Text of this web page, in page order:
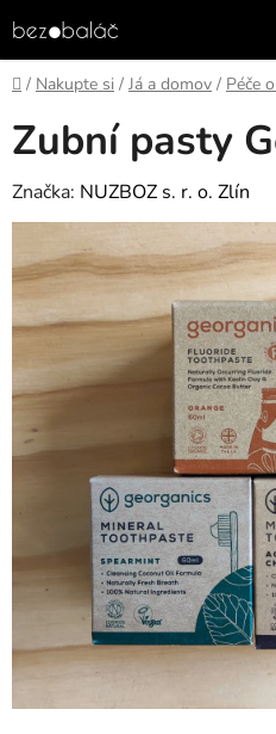
na
obsah
Domů
/ Nakupte si / Já a domov / Péče
Zubní pasty
Značka: NUZBOZ s. r. o. Zlín